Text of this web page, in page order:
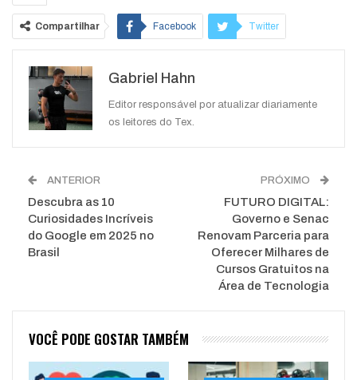
Compartilhar Facebook Twitter
WhatsApp
Gabriel Hahn
Editor responsável por atualizar diariamente
os leitores do Tex.
ANTERIOR
Descubra as 10
Curiosidades Incríveis
do Google em 2025 no
Brasil
PRÓXIMO
FUTURO DIGITAL:
Governo e Senac
Renovam Parceria para
Oferecer Milhares de
Cursos Gratuitos na
Área de Tecnologia
VOCÊ PODE GOSTAR TAMBÉM